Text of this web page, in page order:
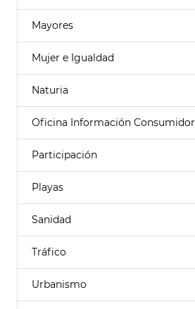
Mayores
Mujer e Igualdad
Naturia
Oficina Información Consumidor
Participación
Playas
Sanidad
Tráfico
Urbanismo